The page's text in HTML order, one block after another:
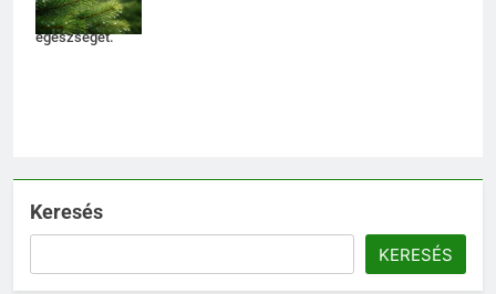
légutak
egészségét.
Keresés
KERESÉS